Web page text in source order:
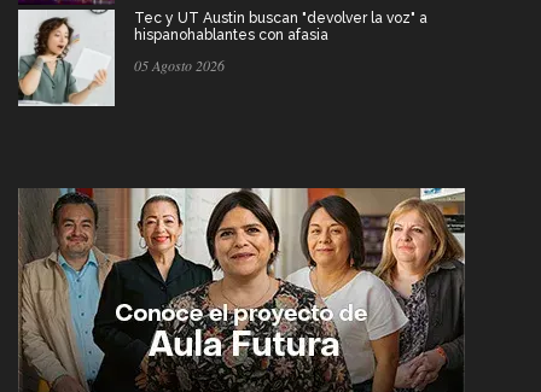
Tec y UT Austin buscan "devolver la voz" a
hispanohablantes con afasia
05 Agosto 2026